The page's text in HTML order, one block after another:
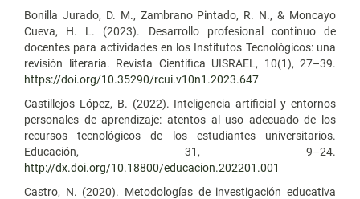
Bonilla Jurado, D. M., Zambrano Pintado, R. N., & Moncayo
Cueva, H. L. (2023). Desarrollo profesional continuo de
docentes para actividades en los Institutos Tecnológicos: una
revisión literaria. Revista Científica UISRAEL, 10(1), 27–39.
https://doi.org/10.35290/rcui.v10n1.2023.647
Castillejos López, B. (2022). Inteligencia artificial y entornos
personales de aprendizaje: atentos al uso adecuado de los
recursos tecnológicos de los estudiantes universitarios.
Educación, 31, 9–24.
http://dx.doi.org/10.18800/educacion.202201.001
Castro, N. (2020). Metodologías de investigación educativa